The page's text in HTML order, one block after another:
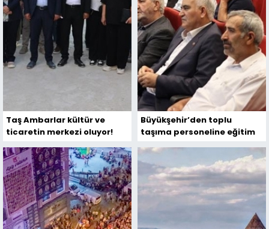
Taş Ambarlar kültür ve
ticaretin merkezi oluyor!
Büyükşehir’den toplu
taşıma personeline eğitim